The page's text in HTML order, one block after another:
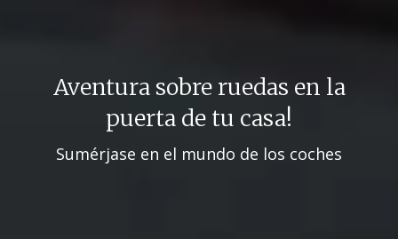
Aventura sobre ruedas en la
puerta de tu casa!
Sumérjase en el mundo de los coches